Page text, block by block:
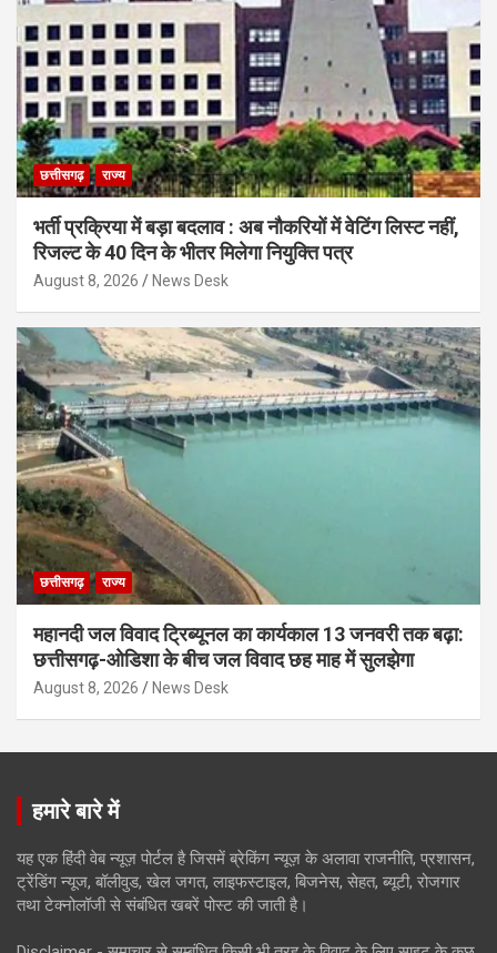
छत्तीसगढ़ राज्य
भर्ती प्रक्रिया में बड़ा बदलाव : अब नौकरियों में वेटिंग लिस्ट नहीं,
रिजल्ट के 40 दिन के भीतर मिलेगा नियुक्ति पत्र
August 8, 2026 News Desk
छत्तीसगढ़ राज्य
महानदी जल विवाद ट्रिब्यूनल का कार्यकाल 13 जनवरी तक बढ़ा:
छत्तीसगढ़-ओडिशा के बीच जल विवाद छह माह में सुलझेगा
August 8, 2026 News Desk
हमारे बारे में
यह एक हिंदी वेब न्यूज़ पोर्टल है जिसमें ब्रेकिंग न्यूज़ के अलावा राजनीति, प्रशासन,
ट्रेंडिंग न्यूज, बॉलीवुड, खेल जगत, लाइफस्टाइल, बिजनेस, सेहत, ब्यूटी, रोजगार
तथा टेक्नोलॉजी से संबंधित खबरें पोस्ट की जाती है।